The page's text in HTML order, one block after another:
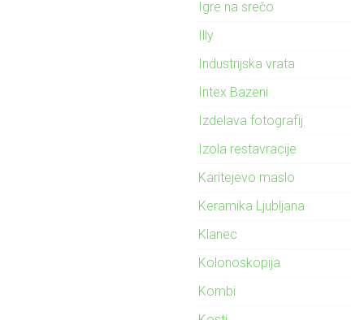
Igre na srečo
Illy
Industrijska vrata
Intex Bazeni
Izdelava fotografij
Izola restavracije
Karitejevo maslo
Keramika Ljubljana
Klanec
Kolonoskopija
Kombi